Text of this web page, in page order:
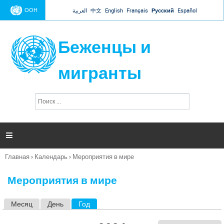
Jump to navigation
ООН العربية 中文 English Français Русский Español
Беженцы и
мигранты
п
и

Вы
Главная › Календарь › Мероприятия в мире
Мероприятия в мире
Месяц День Год